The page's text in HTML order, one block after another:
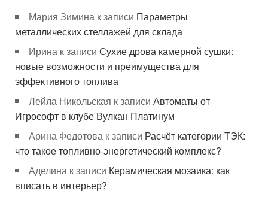
Мария Зимина к записи Параметры
металлических стеллажей для склада
Ирина к записиСухие дрова камерной сушки:
новые возможности и преимущества для
эффективного топлива
Лейла Никольская к записиАвтоматы от
Игрософт в клубе Вулкан Платинум
Арина Федотова к записи Расчёт категории ТЭК:
что такое топливно-энергетический комплекс?
Аделина к записи Керамическая мозаика: как
вписать в интерьер?